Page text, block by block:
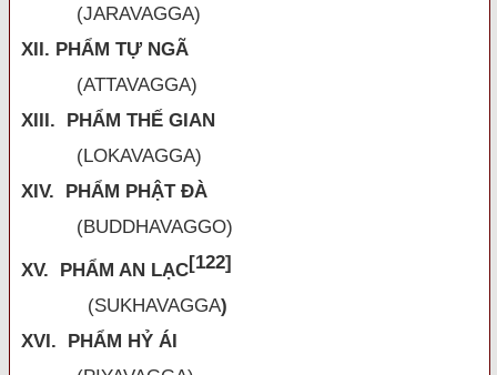
(JARAVAGGA)
XII. PHẨM TỰ NGÃ
(ATTAVAGGA)
XIII. PHẨM THẾ GIAN
(LOKAVAGGA)
XIV. PHẨM PHẬT ĐÀ
(BUDDHAVAGGO)
XV. PHẨM AN LẠC[122]
(SUKHAVAGGA)
XVI. PHẨM HỶ ÁI